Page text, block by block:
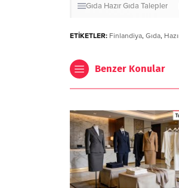
Gıda Hazır Gıda Talepler
ETİKETLER: Finlandiya, Gıda,
Benzer Konular